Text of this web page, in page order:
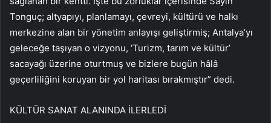
Tonguç; altyapıyı, planlamayı, çevreyi, kültürü ve halkı
merkezine alan bir yönetim anlayışı geliştirmiş; Antalya’yı
geleceğe taşıyan o vizyonu, ‘Turizm, tarım ve kültür’
sacayağı üzerine oturtmuş ve bizlere bugün hâlâ
geçerliliğini koruyan bir yol haritası bırakmıştır” dedi.
KÜLTÜR SANAT ALANINDA İLERLEDİ